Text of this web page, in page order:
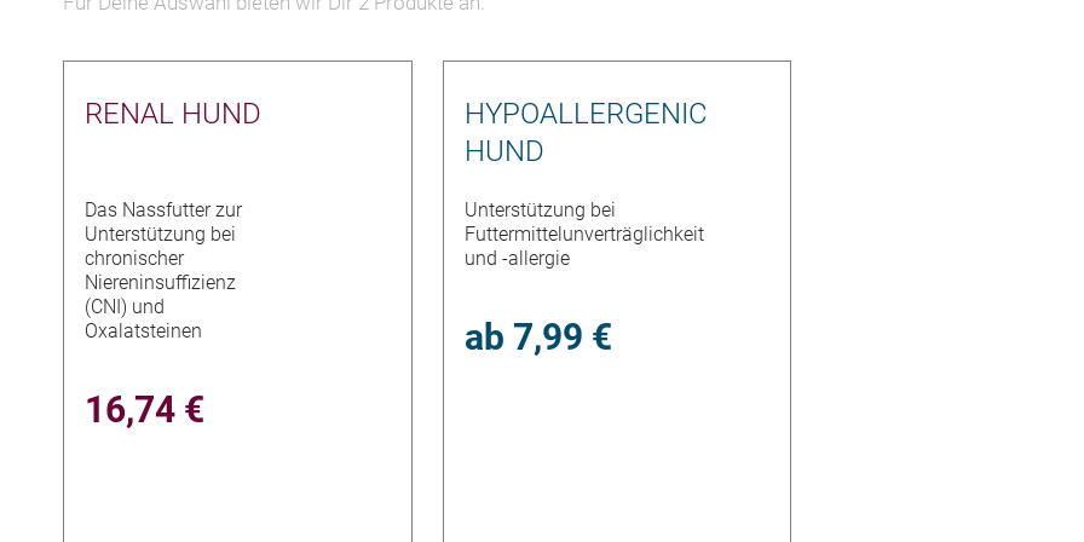
RENAL HUND
Das Nassfutter zur
Unterstützung bei
chronischer
Niereninsuffizienz
(CNI) und
Oxalatsteinen
16,74 €
HYPOALLERGENIC
HUND
Unterstützung bei
Futtermittelunverträglichkeit
und -allergie
ab 7,99 €